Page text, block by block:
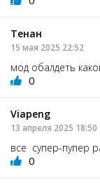
Тенан
15 мая 2025 22:52
мод обалдеть
0
Viapeng
13 апреля 2025 18:50
все супер-пупер
0